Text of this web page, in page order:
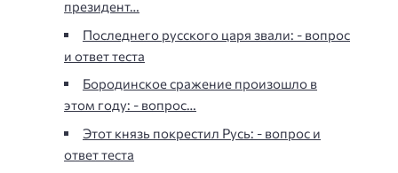
президент…
Последнего русского царя звали: - вопрос
и ответ теста
Бородинское сражение произошло в
этом году: - вопрос…
Этот князь покрестил Русь: - вопрос и
ответ теста